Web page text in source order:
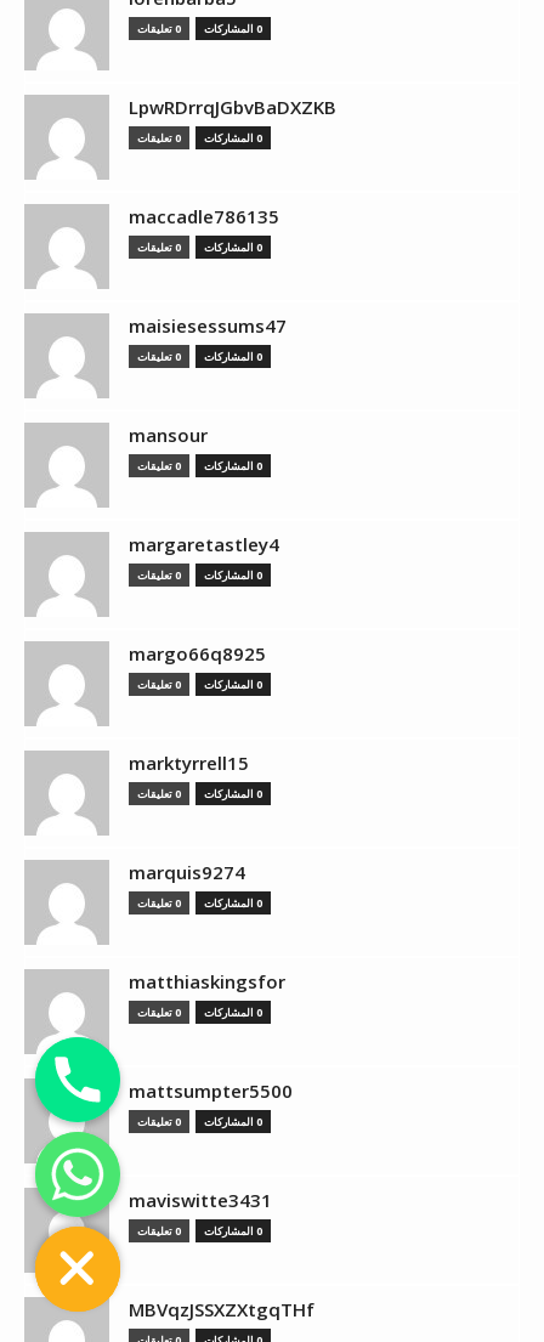
0 المشاركات 0 تعليقات
LpwRDrrqJGbvBaDXZKB
0 المشاركات 0 تعليقات
maccadle786135
0 المشاركات 0 تعليقات
maisiesessums47
0 المشاركات 0 تعليقات
mansour
0 المشاركات 0 تعليقات
margaretastley4
0 المشاركات 0 تعليقات
margo66q8925
0 المشاركات 0 تعليقات
marktyrrell15
0 المشاركات 0 تعليقات
marquis9274
0 المشاركات 0 تعليقات
matthiaskingsfor
0 المشاركات 0 تعليقات
mattsumpter5500
0 المشاركات 0 تعليقات
maviswitte3431
0 المشاركات 0 تعليقات
MBVqzJSSXZXtgqTHf
Hide
chaty